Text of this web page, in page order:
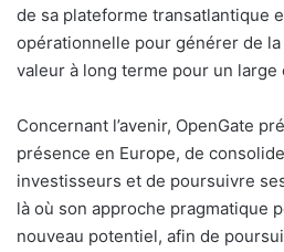
de sa plateforme transatlantique
opérationnelle pour générer de
valeur à long terme pour un large
Concernant l’avenir, OpenGate
présence en Europe, de
investisseurs et de poursuivre
là où son approche pragmatique
nouveau potentiel, afin de